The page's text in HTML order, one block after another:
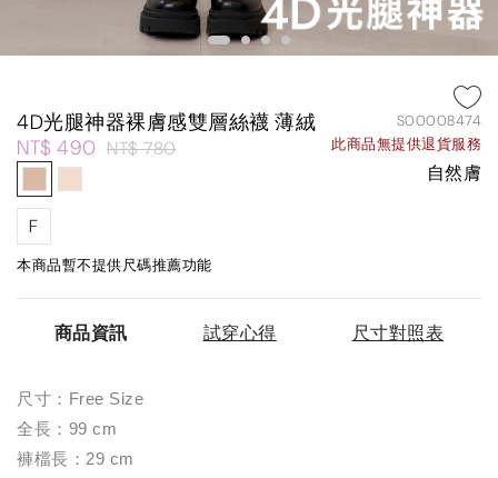
4D光腿神器裸膚感雙層絲襪 薄絨 S00008474
NT$ 490 NT$ 780 此商品無提供退貨服務
自然膚
F
本商品暫不提供尺碼推薦功能
商品資訊 試穿心得 尺寸對照表
尺寸：Free Size
全長：99 cm
褲檔長：29 cm